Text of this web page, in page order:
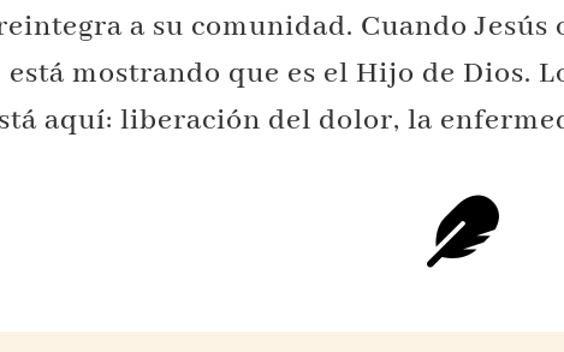
a su comunidad. Cuando
mostrando que es el Hijo de Dios.
aquí: liberación del dolor, la
